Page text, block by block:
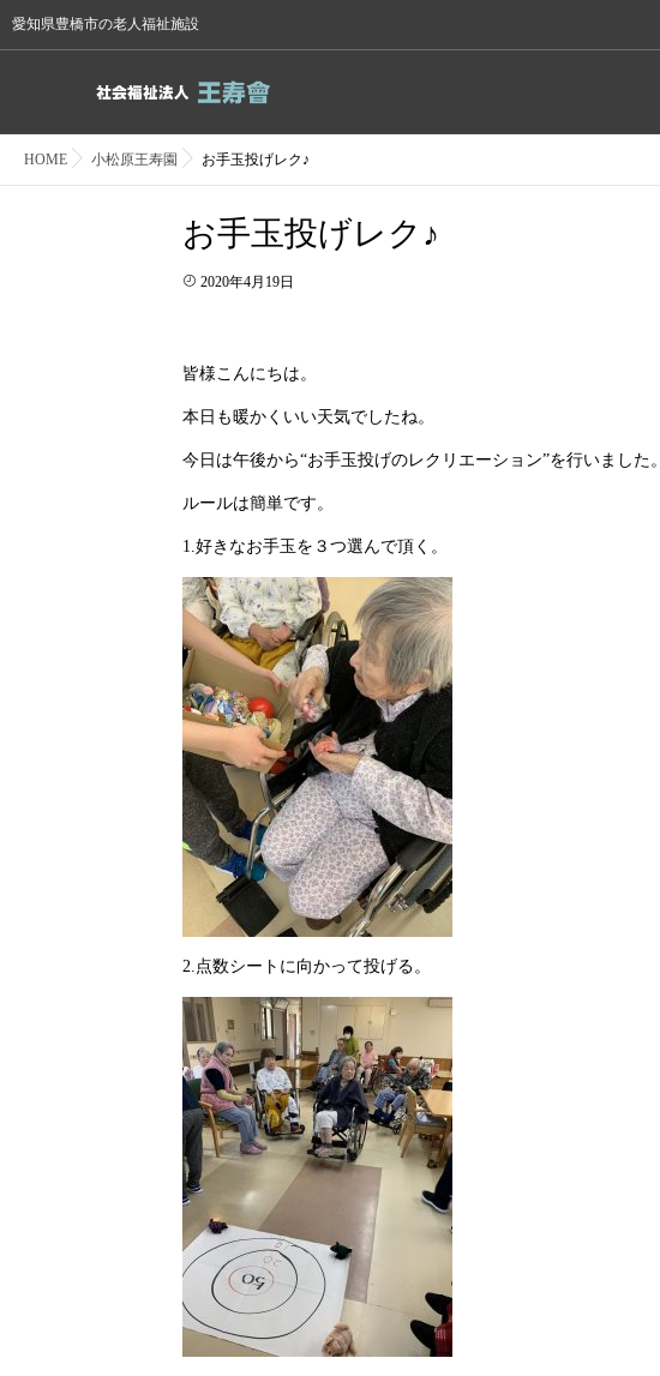
愛知県豊橋市の老人福祉施設
HOME 小松原王寿園 お手玉投げレク♪
お手玉投げレク♪
2020年4月19日
皆様こんにちは。
本日も暖かくいい天気でしたね。
今日は午後から“お手玉投げのレクリエーション”を行いました。
ルールは簡単です。
1.好きなお手玉を３つ選んで頂く。
2.点数シートに向かって投げる。